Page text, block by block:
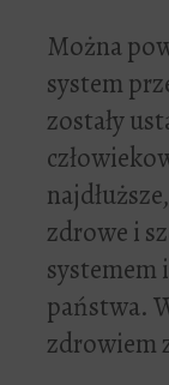
Można
system
zostały
zdrowe i
państwa.
zdrowiem